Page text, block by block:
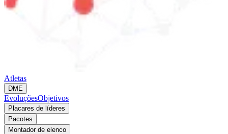
Atletas
DME
EvoluçõesObjetivos
Placares de líderes
Pacotes
Montador de elenco